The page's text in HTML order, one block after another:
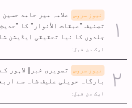
نیوز سروس
علامہ میر حامد
تصنیف "عبقات الأنوار" کا
جلدوں کا نیا تحقیقی ایڈیشن
ایک دن قبل:
نیوز سروس
تصویری خبر|| لاہور
بارگاہ حویلی علیف شاہ سے
ایک دن قبل: